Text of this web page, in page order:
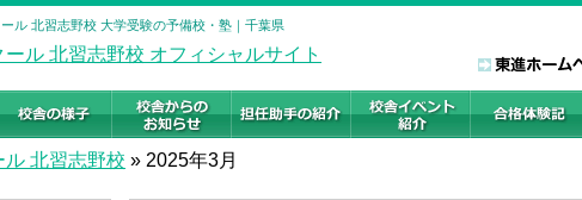
ル 北習志野校 大学受験の予備校・塾｜千葉県
北習志野校 » 2025年3月